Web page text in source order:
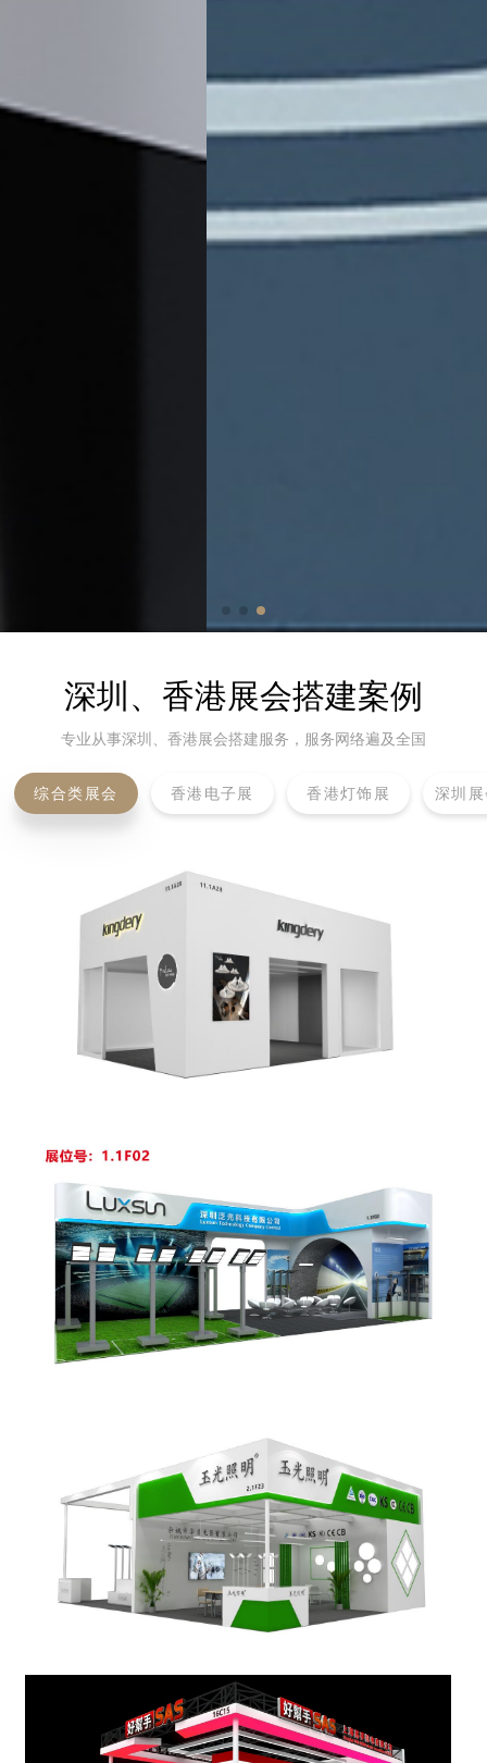
深圳、香港展会搭建案例
专业从事深圳、香港展会搭建服务，服务网络遍及全国
综合类展会 香港电子展 香港灯饰展 深圳